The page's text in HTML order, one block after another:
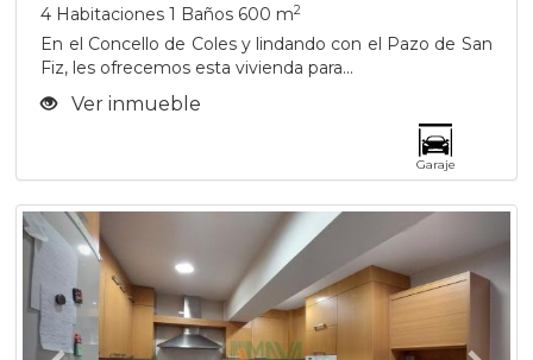
4 Habitaciones 1 Baños 600 m2
En el Concello de Coles y lindando con el Pazo de San
Fiz, les ofrecemos esta vivienda para...
Ver inmueble
Garaje
Previous